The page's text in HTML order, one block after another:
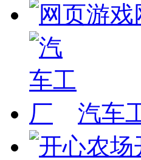
汽车